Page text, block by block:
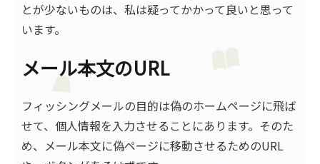
とが少ないものは、私は疑ってかかって良いと思って
います。
メール本文のURL
フィッシングメールの目的は偽のホームページに飛ば
せて、個人情報を入力させることにあります。そのた
め、メール本文に偽ページに移動させるためのURL